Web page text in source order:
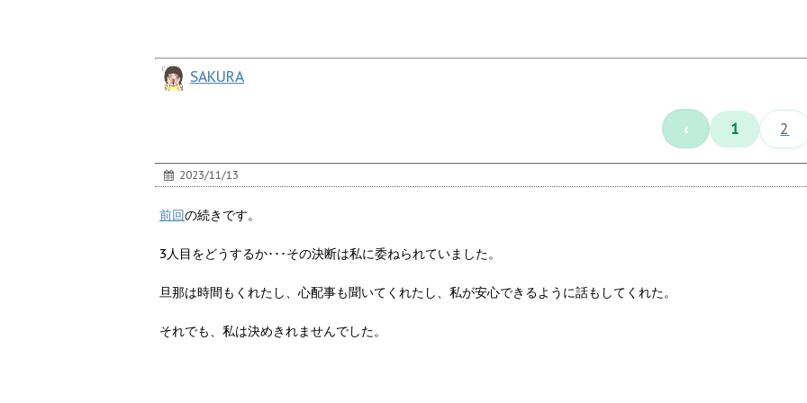
SAKURA
‹ 1 2
2023/11/13
前回の続きです。
3人目をどうするか･･･その決断は私に委ねられていました。
旦那は時間もくれたし、心配事も聞いてくれたし、私が安心できるように話もしてくれた。
それでも、私は決めきれませんでした。